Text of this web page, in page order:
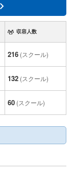
収容人数
216 (スクール)
132 (スクール)
60 (スクール)